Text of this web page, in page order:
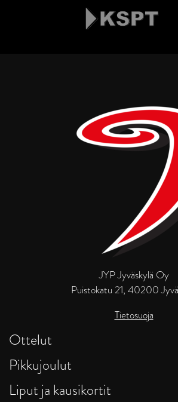
JYP Jyväskylä Oy
Puistokatu 21, 40200
Tietosuoja
Ottelut
Pikkujoulut
Liput ja kausikortit